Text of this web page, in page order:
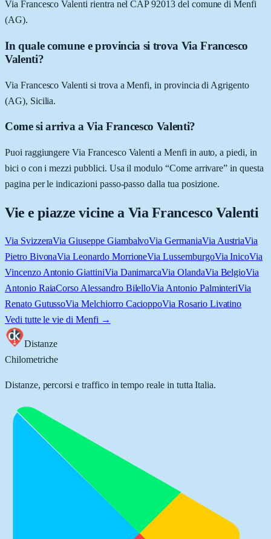
Via Francesco Valenti rientra nel CAP 92013 del comune di Menfi
(AG).
In quale comune e provincia si trova Via Francesco
Valenti?
Via Francesco Valenti si trova a Menfi, in provincia di Agrigento
(AG), Sicilia.
Come si arriva a Via Francesco Valenti?
Puoi raggiungere Via Francesco Valenti a Menfi in auto, a piedi, in
bici o con i mezzi pubblici. Usa il modulo “Come arrivare” in questa
pagina per le indicazioni passo-passo dalla tua posizione.
Vie e piazze vicine a Via Francesco Valenti
Via SvizzeraVia Giuseppe GiambalvoVia GermaniaVia AustriaVia
Pietro BivonaVia Leonardo MorrioneVia LussemburgoVia InicoVia
Vincenzo Antonio GiattiniVia DanimarcaVia OlandaVia BelgioVia
Antonio RaiaCorso Alessandro BilelloVia Antonio PalminteriVia
Renato GutussoVia Melchiorro CacioppoVia Rosario Livatino
Vedi tutte le vie di Menfi →
Distanze
Chilometriche
Distanze, percorsi e traffico in tempo reale in tutta Italia.